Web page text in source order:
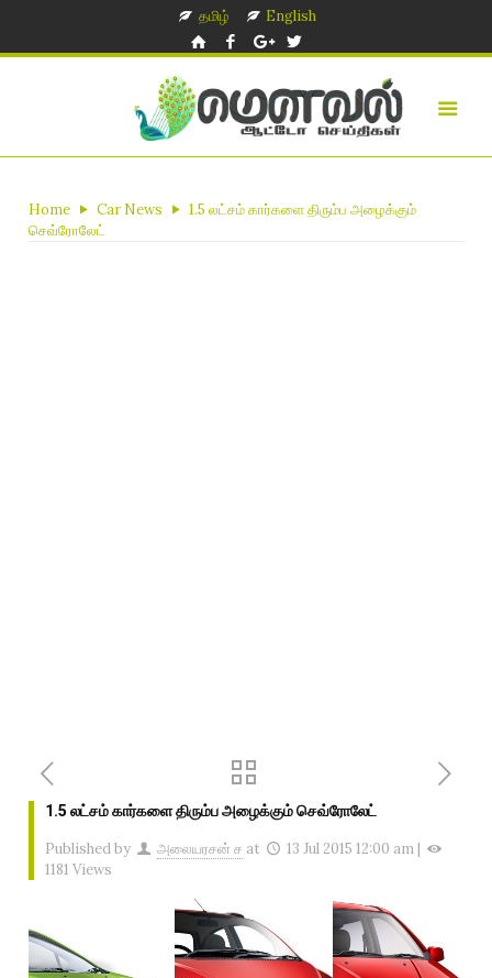
தமிழ் English
Home Car News
1.5 லட்சம் கார்களை திரும்ப அழைக்கும்
செவ்ரோலேட்
1.5 லட்சம் கார்களை திரும்ப அழைக்கும் செவ்ரோலேட்
Published by அலையரசன் ச at 13 Jul 2015 12:00 am |
1181 Views